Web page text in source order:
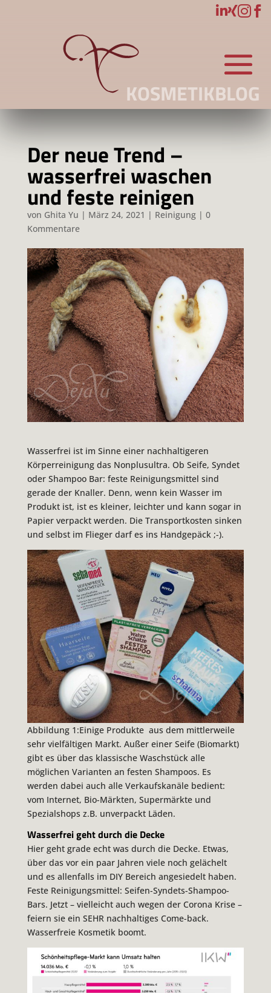
KOSMETIKBLOG




Der neue Trend –
wasserfrei waschen
und feste reinigen
von Ghita Yu | März 24, 2021 | Reinigung| 0
Kommentare
Wasserfrei ist im Sinne einer nachhaltigeren
Körperreinigung das Nonplusultra. Ob Seife, Syndet
oder Shampoo Bar: feste Reinigungsmittel sind
gerade der Knaller. Denn, wenn kein Wasser im
Produkt ist, ist es kleiner, leichter und kann sogar in
Papier verpackt werden. Die Transportkosten sinken
und selbst im Flieger darf es ins Handgepäck ;-).
Abbildung 1:Einige Produkte aus dem mittlerweile
sehr vielfältigen Markt. Außer einer Seife (Biomarkt)
gibt es über das klassische Waschstück alle
möglichen Varianten an festen Shampoos. Es
werden dabei auch alle Verkaufskanäle bedient:
vom Internet, Bio-Märkten, Supermärkte und
Spezialshops z.B. unverpackt Läden.
Wasserfrei geht durch die Decke
Hier geht grade echt was durch die Decke. Etwas,
über das vor ein paar Jahren viele noch gelächelt
und es allenfalls im DIY Bereich angesiedelt haben.
Feste Reinigungsmittel: Seifen-Syndets-Shampoo-
Bars. Jetzt – vielleicht auch wegen der Corona Krise –
feiern sie ein SEHR nachhaltiges Come-back.
Wasserfreie Kosmetik boomt.